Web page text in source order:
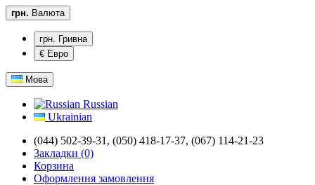
грн. Валюта
грн. Гривна
€ Евро
Мова
Russian
Ukrainian
(044) 502-39-31, (050) 418-17-37, (067) 114-21-23
Закладки (0)
Корзина
Оформлення замовлення